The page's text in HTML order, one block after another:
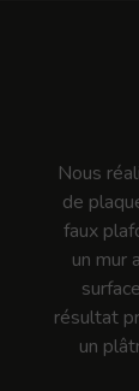
Nous
de
faux
un mur
résultat
un